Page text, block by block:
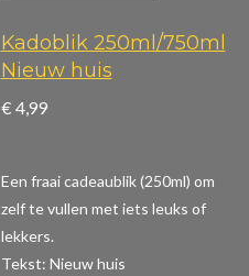
Kadoblik 250ml/750ml
Nieuw huis
€ 4,99
Een fraai cadeaublik (250ml) om
zelf te vullen met iets leuks of
lekkers.
Tekst: Nieuw huis